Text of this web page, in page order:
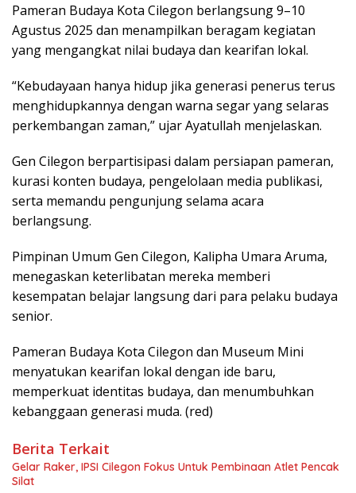
Pameran Budaya Kota Cilegon berlangsung 9–10
Agustus 2025 dan menampilkan beragam kegiatan
yang mengangkat nilai budaya dan kearifan lokal.
“Kebudayaan hanya hidup jika generasi penerus terus
menghidupkannya dengan warna segar yang selaras
perkembangan zaman,” ujar Ayatullah menjelaskan.
Gen Cilegon berpartisipasi dalam persiapan pameran,
kurasi konten budaya, pengelolaan media publikasi,
serta memandu pengunjung selama acara
berlangsung.
Pimpinan Umum Gen Cilegon, Kalipha Umara Aruma,
menegaskan keterlibatan mereka memberi
kesempatan belajar langsung dari para pelaku budaya
senior.
Pameran Budaya Kota Cilegon dan Museum Mini
menyatukan kearifan lokal dengan ide baru,
memperkuat identitas budaya, dan menumbuhkan
kebanggaan generasi muda. (red)
Berita Terkait
Gelar Raker, IPSI Cilegon Fokus Untuk Pembinaan Atlet Pencak
Silat